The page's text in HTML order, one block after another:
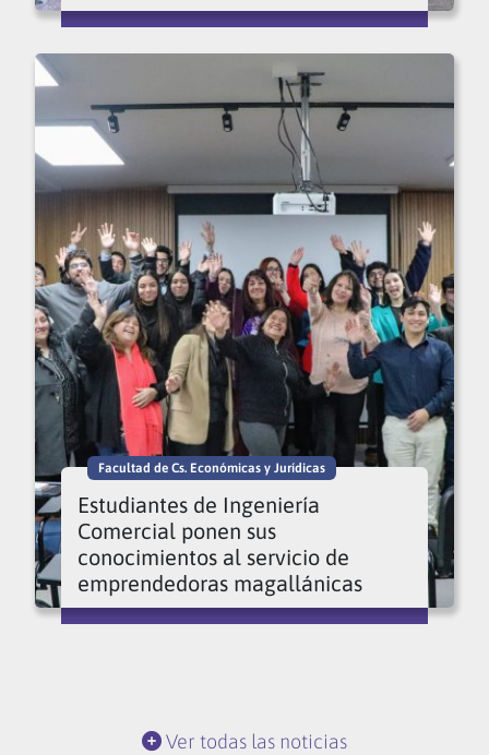
Facultad de Cs. Económicas y Jurídicas
Estudiantes de Ingeniería
Comercial ponen sus
conocimientos al servicio de
emprendedoras magallánicas
Ver todas las noticias